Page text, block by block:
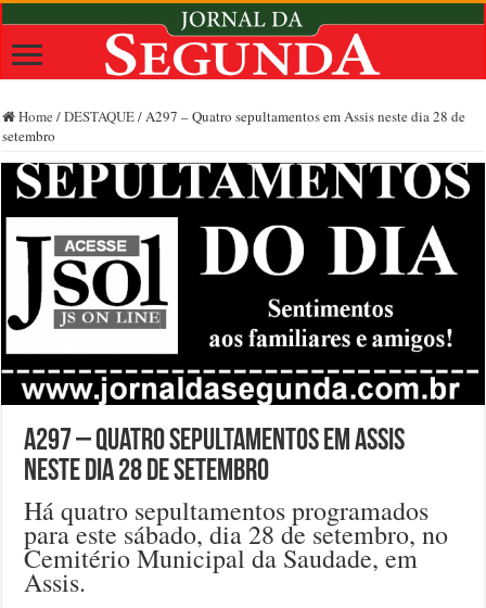
Home /DESTAQUE/A297 – Quatro sepultamentos em Assis neste dia 28 de
setembro
A297 – Quatro sepultamentos em Assis
neste dia 28 de setembro
Há quatro sepultamentos programados
para este sábado, dia 28 de setembro, no
Cemitério Municipal da Saudade, em
Assis.